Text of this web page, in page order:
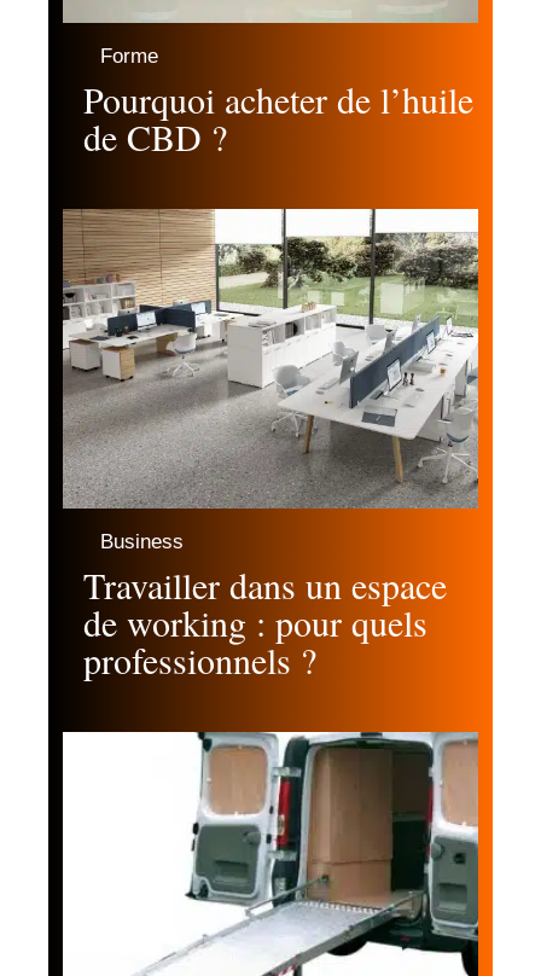
Forme
Pourquoi acheter de l’huile
de CBD ?
Business
Travailler dans un espace
de working : pour quels
professionnels ?